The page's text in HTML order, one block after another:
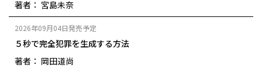
著者： 宮島未奈
2026年09月04日発売予定
５秒で完全犯罪を生成する方法
著者： 岡田道尚